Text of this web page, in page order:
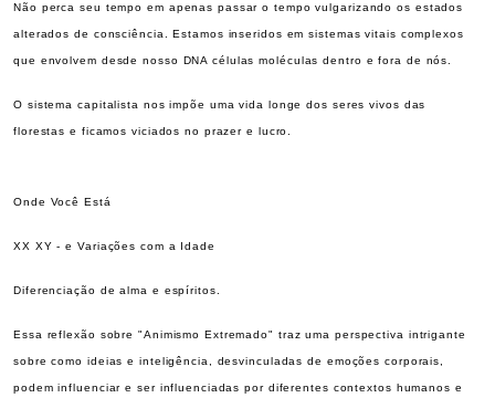
Não perca seu tempo em apenas passar o tempo vulgarizando os estados
alterados de consciência. Estamos inseridos em sistemas vitais complexos
que envolvem desde nosso DNA células moléculas dentro e fora de nós.
O sistema capitalista nos impõe uma vida longe dos seres vivos das
florestas e ficamos viciados no prazer e lucro.
Onde Você Está
XX XY - e Variações com a Idade
Diferenciação de alma e espíritos.
Essa reflexão sobre "Animismo Extremado" traz uma perspectiva intrigante
sobre como ideias e inteligência, desvinculadas de emoções corporais,
podem influenciar e ser influenciadas por diferentes contextos humanos e